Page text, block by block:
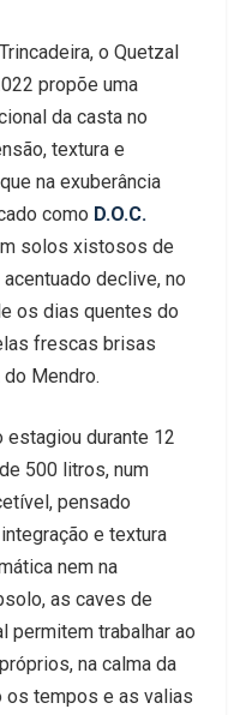
o Quetzal
propõe uma
da casta no
textura e
na exuberância
como D.O.C.
solos xistosos de
declive, no
os dias quentes do
frescas brisas
Mendro.
estagiou durante 12
500 litros, num
pensado
e textura
nem na
as caves de
permitem trabalhar ao
na calma da
os tempos e as valias